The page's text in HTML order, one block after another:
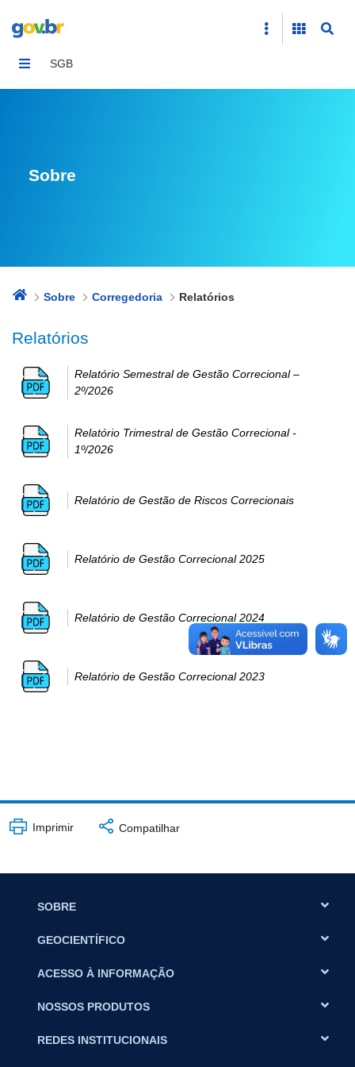
SGB
Sobre
Sobre Corregedoria Relatórios
Relatórios
Relatório Semestral de Gestão Correcional –
2º/2026
Relatório Trimestral de Gestão Correcional -
1º/2026
Relatório de Gestão de Riscos Correcionais
Relatório de Gestão Correcional 2025
Relatório de Gestão Correcional 2024
Relatório de Gestão Correcional 2023
Imprimir Compatilhar
SOBRE
GEOCIENTÍFICO
ACESSO À INFORMAÇÃO
NOSSOS PRODUTOS
REDES INSTITUCIONAIS